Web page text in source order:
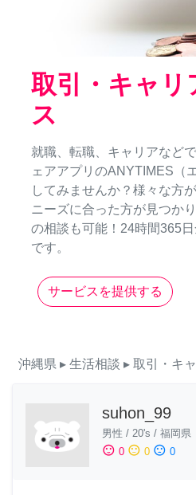
取引・キャリ
ス
就職、転職、キャリアなど
ェアアプリのANYTIMES（
してみませんか？様々な方
ニーズに合った方が見つか
の相談も可能！24時間365
です。
サービスを提供する
沖縄県 ▸ 生活相談 ▸ 取引・キ
suhon_99
男性 / 20's / 福岡県
sentiment_satisfied 0 sentiment_neutral 0 sentiment_dissatisfied 0